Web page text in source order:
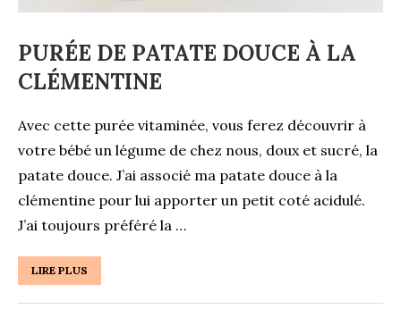
PURÉE DE PATATE DOUCE À LA
CLÉMENTINE
Avec cette purée vitaminée, vous ferez découvrir à
votre bébé un légume de chez nous, doux et sucré, la
patate douce. J’ai associé ma patate douce à la
clémentine pour lui apporter un petit coté acidulé.
J’ai toujours préféré la …
LIRE PLUS